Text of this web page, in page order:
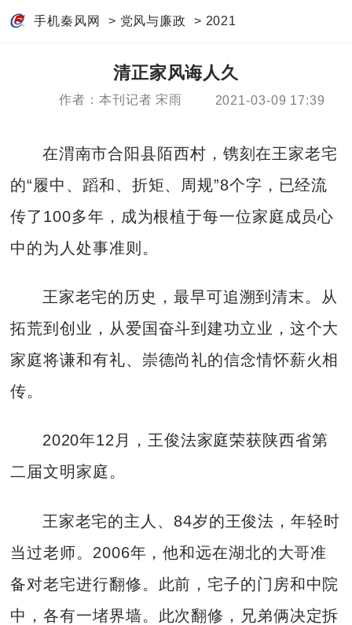
手机秦风网 > 党风与廉政 > 2021
清正家风诲人久
作者：本刊记者 宋雨 2021-03-09 17:39
在渭南市合阳县陌西村，镌刻在王家老宅
的“履中、蹈和、折矩、周规”8个字，已经流
传了100多年，成为根植于每一位家庭成员心
中的为人处事准则。
王家老宅的历史，最早可追溯到清末。从
拓荒到创业，从爱国奋斗到建功立业，这个大
家庭将谦和有礼、崇德尚礼的信念情怀薪火相
传。
2020年12月，王俊法家庭荣获陕西省第
二届文明家庭。
王家老宅的主人、84岁的王俊法，年轻时
当过老师。2006年，他和远在湖北的大哥准
备对老宅进行翻修。此前，宅子的门房和中院
中，各有一堵界墙。此次翻修，兄弟俩决定拆